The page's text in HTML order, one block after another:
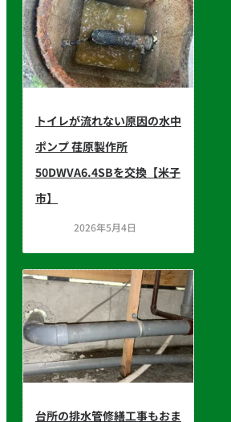
トイレが流れない原因の水中
ポンプ 荏原製作所
50DWVA6.4SBを交換【米子
市】
2026年5月4日
台所の排水管修繕工事もおま